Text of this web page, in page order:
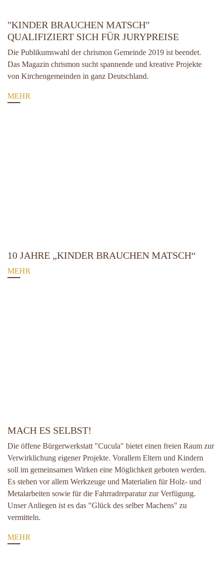
"KINDER BRAUCHEN MATSCH"
QUALIFIZIERT SICH FÜR JURYPREISE
Die Publikumswahl der chrismon Gemeinde 2019 ist beendet.
Das Magazin chrismon sucht spannende und kreative Projekte
von Kirchengemeinden in ganz Deutschland.
MEHR
10 JAHRE „KINDER BRAUCHEN MATSCH“
MEHR
MACH ES SELBST!
Die öffene Bürgerwerkstatt "Cucula" bietet einen freien Raum zur
Verwirklichung eigener Projekte. Vorallem Eltern und Kindern
soll im gemeinsamen Wirken eine Möglichkeit geboten werden.
Es stehen vor allem Werkzeuge und Materialien für Holz- und
Metalarbeiten sowie für die Fahrradreparatur zur Verfügung.
Unser Anliegen ist es das "Glück des selber Machens" zu
vermitteln.
MEHR